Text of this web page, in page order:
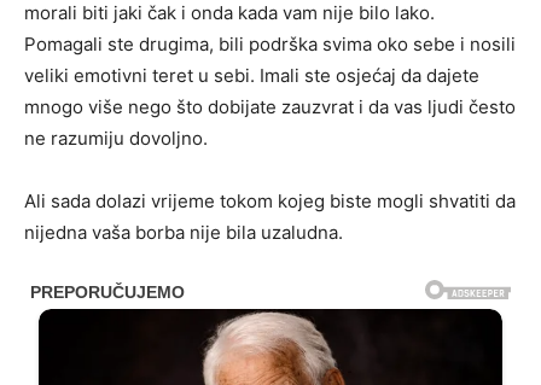
morali biti jaki čak i onda kada vam nije bilo lako.
Pomagali ste drugima, bili podrška svima oko sebe i nosili
veliki emotivni teret u sebi. Imali ste osjećaj da dajete
mnogo više nego što dobijate zauzvrat i da vas ljudi često
ne razumiju dovoljno.
Ali sada dolazi vrijeme tokom kojeg biste mogli shvatiti da
nijedna vaša borba nije bila uzaludna.